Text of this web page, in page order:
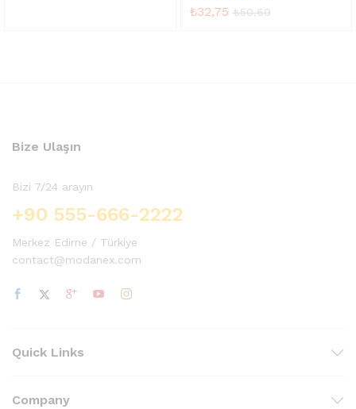
5 üzerinden
₺32,75 ₺50,69
Bize Ulaşın
Bizi 7/24 arayın
+90 555-666-2222
Merkez Edirne / Türkiye
contact@modanex.com
Quick Links
Company